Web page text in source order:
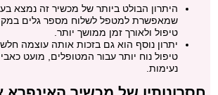
היתרון הבולט ביותר של מכשיר זה נמצא
שמאפשרת למטפל לשלוח מספר גלים
טיפול ולאורך זמן ממושך יותר.
יתרון נוסף הוא גם בזכות אותה עוצמה
טיפול נוח יותר עבור המטופלים, מועט
נעימות.